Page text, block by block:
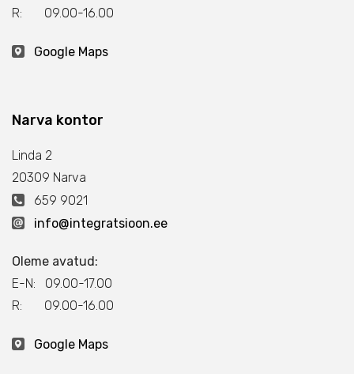
R: 09.00-16.00
Google Maps
Narva kontor
Linda 2
20309 Narva
659 9021
info@integratsioon.ee
Oleme avatud:
E-N: 09.00-17.00
R: 09.00-16.00
Google Maps